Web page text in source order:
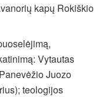
kapų Rokiškio
Vytautas
Juozo
teologijos